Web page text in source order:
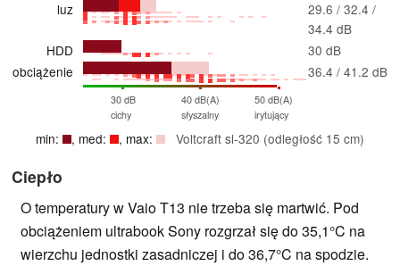
luz
29.6 / 32.4 /
34.4 dB
HDD
30 dB
obciążenie
36.4 / 41.2 dB
30 dB
cichy
40 dB(A)
słyszalny
50 dB(A)
irytujący
min: , med: , max: Voltcraft sl-320 (odległość 15 cm)
Ciepło
O temperatury w Vaio T13 nie trzeba się martwić. Pod
obciążeniem ultrabook Sony rozgrzał się do 35,1°C na
wierzchu jednostki zasadniczej i do 36,7°C na spodzie.